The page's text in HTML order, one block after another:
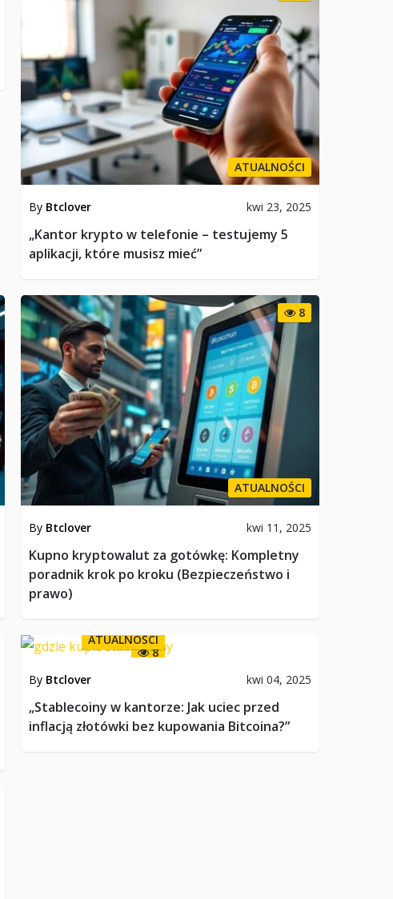
ATUALNOŚCI
By Btclover kwi 23, 2025
„Kantor krypto w telefonie – testujemy 5
aplikacji, które musisz mieć”
8
ATUALNOŚCI
By Btclover kwi 11, 2025
Kupno kryptowalut za gotówkę: Kompletny
poradnik krok po kroku (Bezpieczeństwo i
prawo)
8
ATUALNOŚCI
By Btclover kwi 04, 2025
„Stablecoiny w kantorze: Jak uciec przed
inflacją złotówki bez kupowania Bitcoina?”